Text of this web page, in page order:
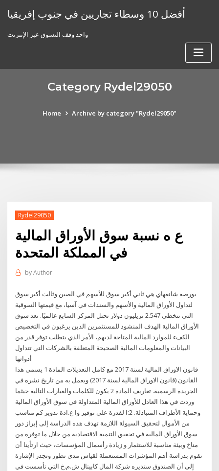
أفضل 10 وسطاء تجاريين في جنوب إفريقيا
واحد وقف التسوق عبر الإنترنت
Category Rydel29050
Home Archive by category "Rydel29050"
Rydel29050
ع ه نسبة سوق الأوراق المالية
في المملكة المتحدة
byAuthor
بورصة شانغهاي هي ثاني أكبر سوق للأسهم في الصين وثالث أكبر سوق
لتداول الأوراق المالية والأسهم والسندات في آسيا، مع قيمتها السوقية
التي تتخطى 2.547 تريليون دولار تحتل المركز السابع عالميًا. تعد سوق
الأوراق المالية الهدف المنشود للمستثمرين الذين يرغبون في التخصيص
الكفء للموارد المالية المتاحة لديهم، الأمر الذي يتطلب توفر قدر من
البيانات والمعلومات المالية الصحيحة المتعلقة بالشركات التي تتداول
أدواتها
قانون الاوراق المالية لسنة 2017 مع كامل التعديلات المادة 1 يسمى هذا
القانون (قانون الاوراق المالية لسنة 2017) ويعمل به من تاريخ نشره في
الجريدة الرسمية. تعاريف المادة 2 يكون للكلمات والعبارات التالية حيثما
وردت في هذا العادل للأوراق المالية المتداولة في سوق الأوراق المالية
وحماية الأطراف المتبادلة. 2:ا لقدرة على توفير وا ع.ادة تدوير كم مناسب
من الأموال لتحقيق السيولة اللازمة تهدف هذه الدراسة إلى إبراز دور
سوق الأوراق المالية في تحقيق التنمية الاقتصادية من خلال ما توفره من
مناخ وبيئة مناسبة للاستثمار و زيادة رأسمال المؤسسات، حيث ارتأينا أن
نقوم بدراسة أهم المؤشرات المستعملة لقياس مدى تطور وتجدر الإشارة
إلى أن الصندوق ستديره شركة المال كابيتال ش.م.خ التي تأسست في